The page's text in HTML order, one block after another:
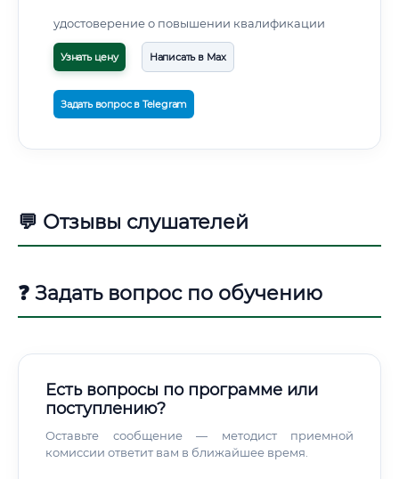
удостоверение о повышении квалификации
Узнать цену Написать в Max
Задать вопрос в Telegram
💬 Отзывы слушателей
❓ Задать вопрос по обучению
Есть вопросы по программе или
поступлению?
Оставьте сообщение — методист приемной
комиссии ответит вам в ближайшее время.